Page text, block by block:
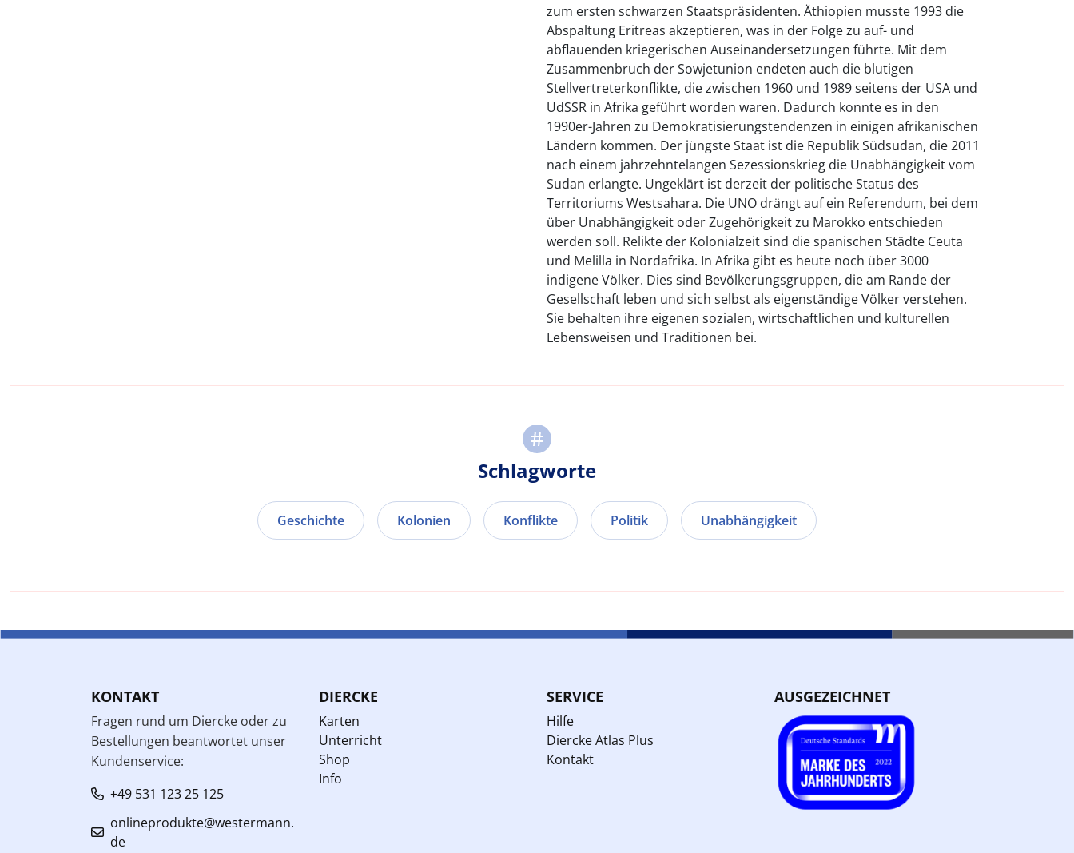
zum ersten schwarzen Staatspräsidenten. Äthiopien musste 1993 die
Abspaltung Eritreas akzeptieren, was in der Folge zu auf- und
abflauenden kriegerischen Auseinandersetzungen führte. Mit dem
Zusammenbruch der Sowjetunion endeten auch die blutigen
Stellvertreterkonflikte, die zwischen 1960 und 1989 seitens der USA und
UdSSR in Afrika geführt worden waren. Dadurch konnte es in den
1990er-Jahren zu Demokratisierungstendenzen in einigen afrikanischen
Ländern kommen. Der jüngste Staat ist die Republik Südsudan, die 2011
nach einem jahrzehntelangen Sezessionskrieg die Unabhängigkeit vom
Sudan erlangte. Ungeklärt ist derzeit der politische Status des
Territoriums Westsahara. Die UNO drängt auf ein Referendum, bei dem
über Unabhängigkeit oder Zugehörigkeit zu Marokko entschieden
werden soll. Relikte der Kolonialzeit sind die spanischen Städte Ceuta
und Melilla in Nordafrika. In Afrika gibt es heute noch über 3000
indigene Völker. Dies sind Bevölkerungsgruppen, die am Rande der
Gesellschaft leben und sich selbst als eigenständige Völker verstehen.
Sie behalten ihre eigenen sozialen, wirtschaftlichen und kulturellen
Lebensweisen und Traditionen bei.
Schlagworte
Geschichte Kolonien Konflikte Politik Unabhängigkeit
KONTAKT
Fragen rund um Diercke oder zu
Bestellungen beantwortet unser
Kundenservice:
+49 531 123 25 125
onlineprodukte@westermann.
de
DIERCKE
Karten
Unterricht
Shop
Info
SERVICE
Hilfe
Diercke Atlas Plus
Kontakt
AUSGEZEICHNET